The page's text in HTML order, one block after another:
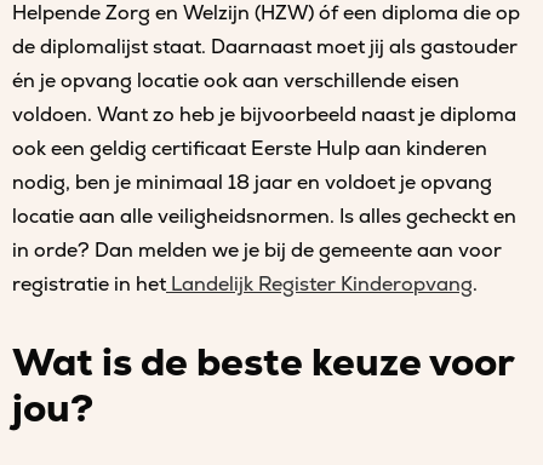
Helpende Zorg en Welzijn (HZW) óf een diploma die op
de diplomalijst staat. Daarnaast moet jij als gastouder
én je opvang locatie ook aan verschillende eisen
voldoen. Want zo heb je bijvoorbeeld naast je diploma
ook een geldig certificaat Eerste Hulp aan kinderen
nodig, ben je minimaal 18 jaar en voldoet je opvang
locatie aan alle veiligheidsnormen. Is alles gecheckt en
in orde? Dan melden we je bij de gemeente aan voor
registratie in het Landelijk Register Kinderopvang.
Wat is de beste keuze voor
jou?